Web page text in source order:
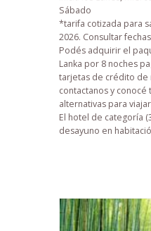
Sábado
*tarifa cotizada para
2026. Consultar
Podés adquirir el
Lanka por 8 noches
tarjetas de crédito de
contactanos y conocé
alternativas para
El hotel de categoría
desayuno en